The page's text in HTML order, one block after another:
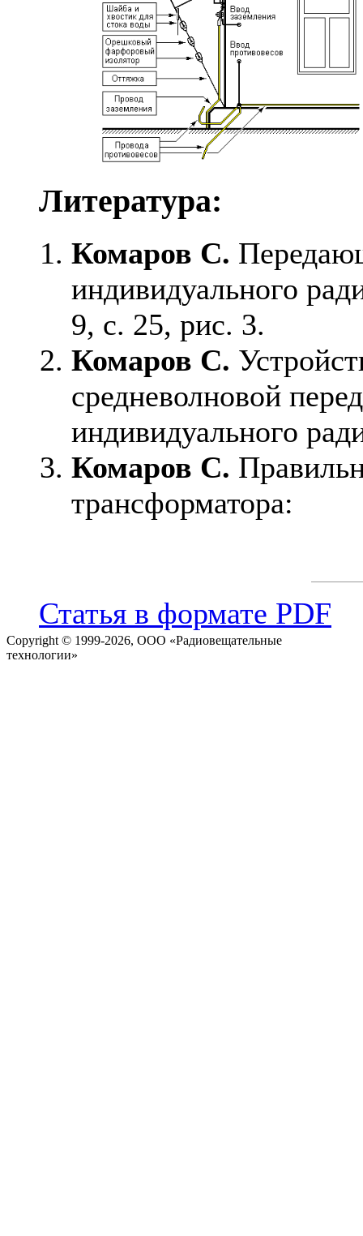
Литература:
Комаров С.
индивидуального
9, с. 25, рис. 3.
Комаров С.
средневолновой
индивидуального
Комаров С.
трансформатора:
Статья в формате PDF
Copyright © 1999-2026, ООО «Радиовещательные
технологии»